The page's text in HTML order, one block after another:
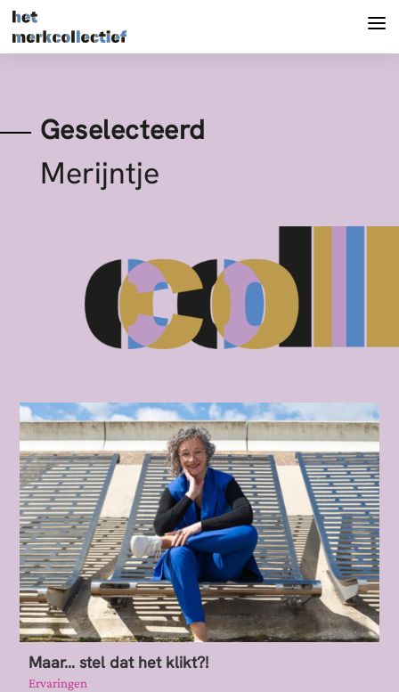
Geselecteerd
Merijntje
Maar… stel dat het klikt?!
Ervaringen